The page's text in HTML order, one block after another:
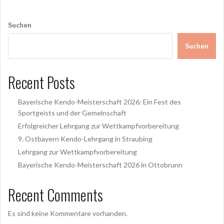
Suchen
Suchen
Recent Posts
Bayerische Kendo-Meisterschaft 2026: Ein Fest des
Sportgeists und der Gemeinschaft
Erfolgreicher Lehrgang zur Wettkampfvorbereitung
9. Ostbayern Kendo-Lehrgang in Straubing
Lehrgang zur Wettkampfvorbereitung
Bayerische Kendo-Meisterschaft 2026 in Ottobrunn
Recent Comments
Es sind keine Kommentare vorhanden.